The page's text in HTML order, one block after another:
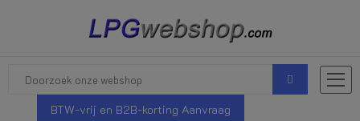
BTW-vrij en B2B-korting Aanvraag